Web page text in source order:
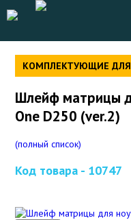
КОМПЛЕКТУЮЩИЕ ДЛЯ
Шлейф матрицы
One D250 (ver.2)
(полный список)
Код товара - 10747